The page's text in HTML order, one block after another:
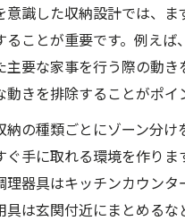
意識した収納設計では、ま
ることが重要です。例えば
主要な家事を行う際の動き
動きを排除することがポイ
納の種類ごとにゾーン分け
ぐ手に取れる環境を作りま
理器具はキッチンカウンタ
具は玄関付近にまとめるな